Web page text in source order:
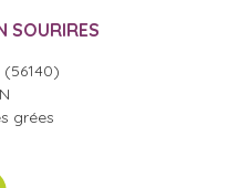
SOURIRES
grées